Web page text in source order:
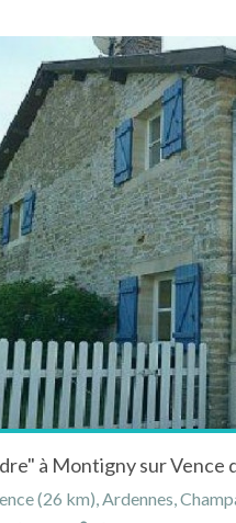
à Montigny sur Vence
(26 km), Ardennes,